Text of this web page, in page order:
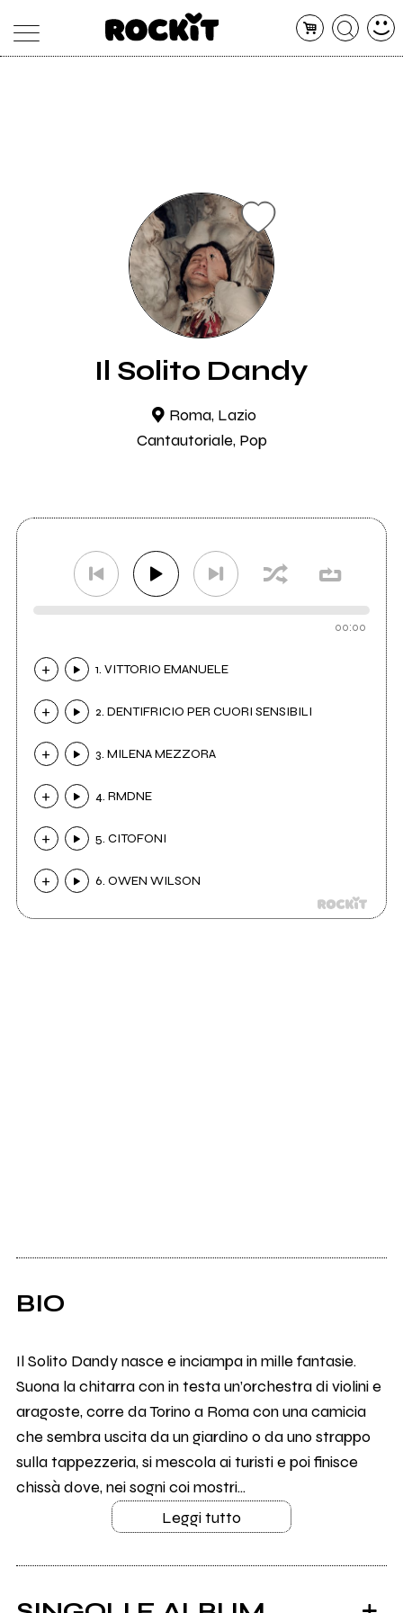
Il Solito Dandy
Roma, Lazio
Cantautoriale, Pop
00:00
1. VITTORIO EMANUELE
2. DENTIFRICIO PER CUORI SENSIBILI
3. MILENA MEZZORA
4. RMDNE
5. CITOFONI
6. OWEN WILSON
BIO
Il Solito Dandy nasce e inciampa in mille fantasie.
Suona la chitarra con in testa un’orchestra di violini e
aragoste, corre da Torino a Roma con una camicia
che sembra uscita da un giardino o da uno strappo
sulla tappezzeria, si mescola ai turisti e poi finisce
chissà dove, nei sogni coi mostri...
Leggi tutto